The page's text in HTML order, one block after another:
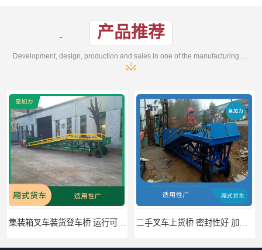
产品推荐
二手叉车上货桥 密封性好 加快物料流通速度